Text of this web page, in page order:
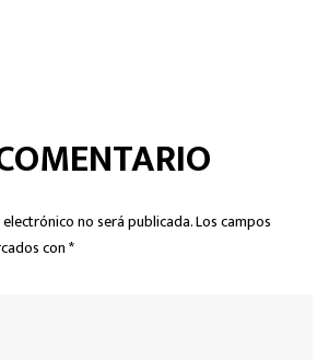
no será publicada.Los campos
con*